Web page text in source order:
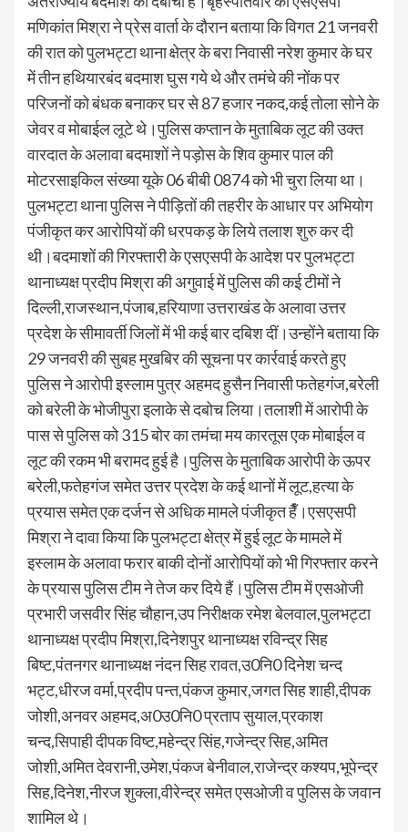
मणिकांत मिश्रा ने प्रेस वार्ता के दौरान बताया कि विगत 21 जनवरी
की रात को पुलभट्टा थाना क्षेत्र के बरा निवासी नरेश कुमार के घर
में तीन हथियारबंद बदमाश घुस गये थे और तमंचे की नोंक पर
परिजनों को बंधक बनाकर घर से 87 हजार नकद,कई तोला सोने के
जेवर व मोबाईल लूटे थे।पुलिस कप्तान के मुताबिक लूट की उक्त
वारदात के अलावा बदमाशों ने पड़ोस के शिव कुमार पाल की
मोटरसाइकिल संख्या यूके 06 बीबी 0874 को भी चुरा लिया था।
पुलभट्टा थाना पुलिस ने पीड़ितों की तहरीर के आधार पर अभियोग
पंजीकृत कर आरोपियों की धरपकड़ के लिये तलाश शुरु कर दी
थी।बदमाशों की गिरफ्तारी के एसएसपी के आदेश पर पुलभट्टा
थानाध्यक्ष प्रदीप मिश्रा की अगुवाई में पुलिस की कई टीमों ने
दिल्ली,राजस्थान,पंजाब,हरियाणा उत्तराखंड के अलावा उत्तर
प्रदेश के सीमावर्ती जिलों में भी कई बार दबिश दीं।उन्होंने बताया कि
29 जनवरी की सुबह मुखबिर की सूचना पर कार्रवाई करते हुए
पुलिस ने आरोपी इस्लाम पुत्र अहमद हुसैन निवासी फतेहगंज,बरेली
को बरेली के भोजीपुरा इलाके से दबोच लिया।तलाशी में आरोपी के
पास से पुलिस को 315 बोर का तमंचा मय कारतूस एक मोबाईल व
लूट की रकम भी बरामद हुई है।पुलिस के मुताबिक आरोपी के ऊपर
बरेली,फतेहगंज समेत उत्तर प्रदेश के कई थानों में लूट,हत्या के
प्रयास समेत एक दर्जन से अधिक मामले पंजीकृत हैँ।एसएसपी
मिश्रा ने दावा किया कि पुलभट्टा क्षेत्र में हुई लूट के मामले में
इस्लाम के अलावा फरार बाकी दोनों आरोपियों को भी गिरफ्तार करने
के प्रयास पुलिस टीम ने तेज कर दिये हैं।पुलिस टीम में एसओजी
प्रभारी जसवीर सिंह चौहान,उप निरीक्षक रमेश बेलवाल,पुलभट्टा
थानाध्यक्ष प्रदीप मिश्रा,दिनेशपुर थानाध्यक्ष रविन्द्र सिह
बिष्ट,पंतनगर थानाध्यक्ष नंदन सिह रावत,उ0नि0 दिनेश चन्द
भट्ट,धीरज वर्मा,प्रदीप पन्त,पंकज कुमार,जगत सिह शाही,दीपक
जोशी,अनवर अहमद,अ0उ0नि0 प्रताप सुयाल,प्रकाश
चन्द,सिपाही दीपक विष्ट,महेन्द्र सिंह,गजेन्द्र सिह,अमित
जोशी,अमित देवरानी,उमेश,पंकज बेनीवाल,राजेन्द्र कश्यप,भूपेन्द्र
सिह,दिनेश,नीरज शुक्ला,वीरेन्द्र समेत एसओजी व पुलिस के जवान
शामिल थे।